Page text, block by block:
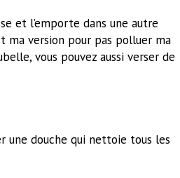
et l’emporte dans une autre
ma version pour pas polluer ma
vous pouvez aussi verser de
une douche qui nettoie tous les